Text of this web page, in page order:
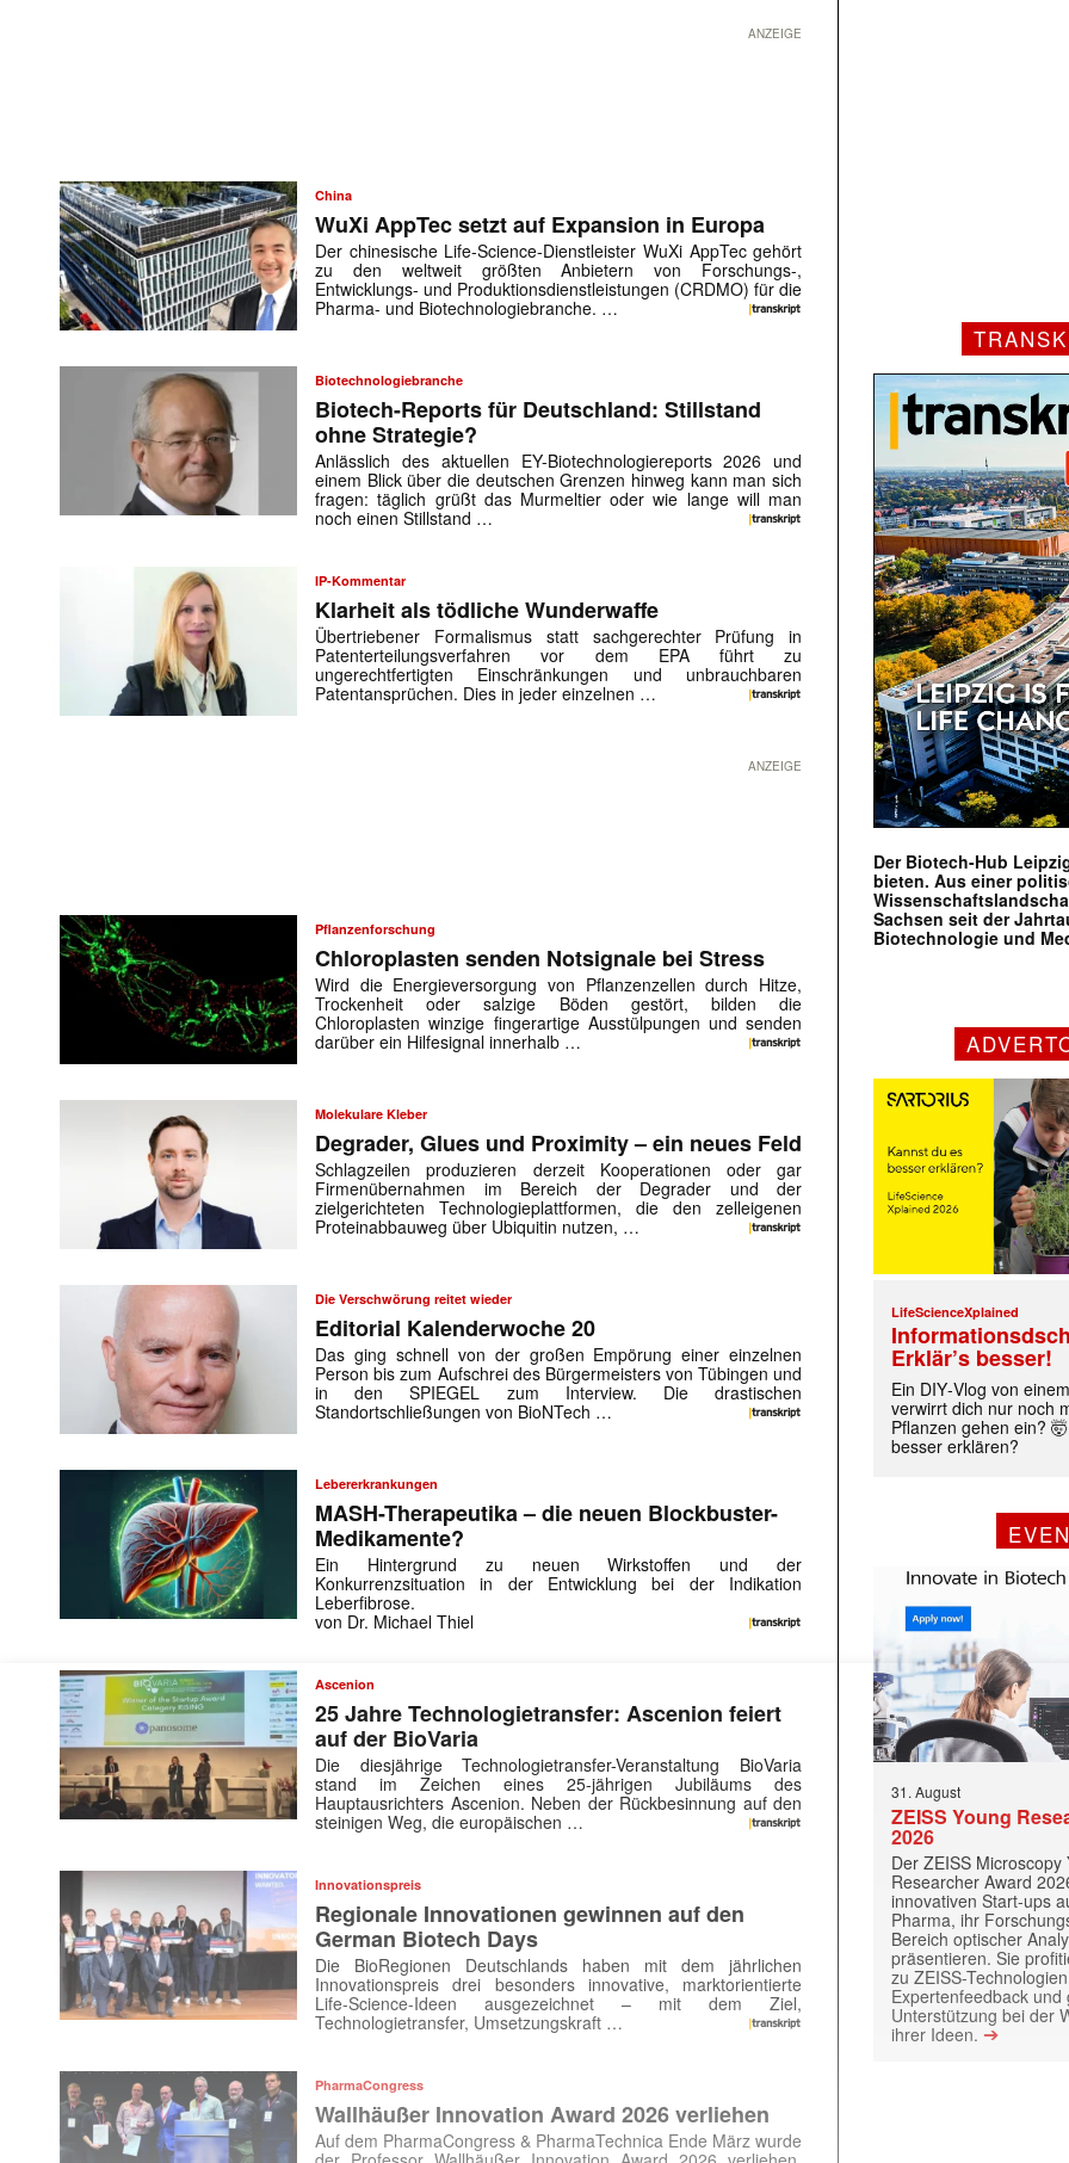
Mit dem |transkript-Newsletter jede Woche aktuell
Mail
(erforderlich)
ANZEIGE
China
WuXi AppTec setzt auf Expansion in Europa
Der chinesische Life-Science-Dienstleister WuXi AppTec gehört
zu den weltweit größten Anbietern von Forschungs-,
Entwicklungs- und Produktionsdienstleistungen (CRDMO) für die
Pharma- und Biotechnologiebranche. …
Biotechnologiebranche
Biotech-Reports für Deutschland: Stillstand
ohne Strategie?
Anlässlich des aktuellen EY-Biotechnologiereports 2026 und
einem Blick über die deutschen Grenzen hinweg kann man sich
fragen: täglich grüßt das Murmeltier oder wie lange will man
noch einen Stillstand …
IP-Kommentar
Klarheit als tödliche Wunderwaffe
Übertriebener Formalismus statt sachgerechter Prüfung in
Patenterteilungsverfahren vor dem EPA führt zu
ungerechtfertigten Einschränkungen und unbrauchbaren
Patentansprüchen. Dies in jeder einzelnen …
ANZEIGE
Pflanzenforschung
Chloroplasten senden Notsignale bei Stress
Wird die Energieversorgung von Pflanzenzellen durch Hitze,
Trockenheit oder salzige Böden gestört, bilden die
Chloroplasten winzige fingerartige Ausstülpungen und senden
darüber ein Hilfesignal innerhalb …
Molekulare Kleber
Degrader, Glues und Proximity – ein neues Feld
Schlagzeilen produzieren derzeit Kooperationen oder gar
Firmenübernahmen im Bereich der Degrader und der
zielgerichteten Technologieplattformen, die den zelleigenen
Proteinabbauweg über Ubiquitin nutzen, …
Die Verschwörung reitet wieder
Editorial Kalenderwoche 20
Das ging schnell von der großen Empörung einer einzelnen
Person bis zum Aufschrei des Bürgermeisters von Tübingen und
in den SPIEGEL zum Interview. Die drastischen
Standortschließungen von BioNTech …
Lebererkrankungen
MASH-Therapeutika – die neuen Blockbuster-
Medikamente?
Ein Hintergrund zu neuen Wirkstoffen und der
Konkurrenzsituation in der Entwicklung bei der Indikation
Leberfibrose.
von Dr. Michael Thiel
Ascenion
25 Jahre Technologietransfer: Ascenion feiert
auf der BioVaria
Die diesjährige Technologietransfer-Veranstaltung BioVaria
stand im Zeichen eines 25-jährigen Jubiläums des
Hauptausrichters Ascenion. Neben der Rückbesinnung auf den
steinigen Weg, die europäischen …
Innovationspreis
Regionale Innovationen gewinnen auf den
German Biotech Days
Die BioRegionen Deutschlands haben mit dem jährlichen
Innovationspreis drei besonders innovative, marktorientierte
Life-Science-Ideen ausgezeichnet – mit dem Ziel,
Technologietransfer, Umsetzungskraft …
PharmaCongress
Wallhäußer Innovation Award 2026 verliehen
Auf dem PharmaCongress & PharmaTechnica Ende März wurde
Der Biotech-Hub
bieten. Aus einer
Sachsen seit der
Biotechnologie und
LifeScienceXplained
Erklär’s besser!
Ein DIY‑Vlog von
verwirrt dich nur noch
Pflanzen gehen ein?
besser erklären?
31. August
ZEISS Young
2026
Der ZEISS Microscopy
Researcher Award
innovativen Start-ups
Pharma, ihr
Bereich optischer
präsentieren. Sie
zu ZEISS-
Expertenfeedback und
Unterstützung bei der
ihrer Ideen. ➔